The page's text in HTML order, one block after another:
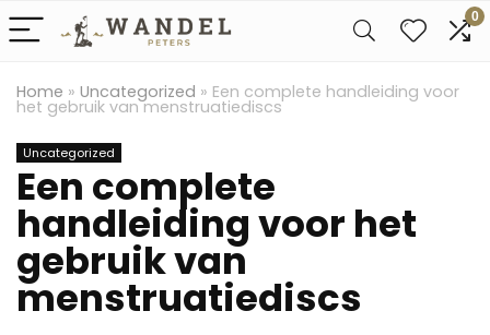
0
Home » Uncategorized » Een complete handleiding voor
het gebruik van menstruatiediscs
Uncategorized
Een complete
handleiding voor het
gebruik van
menstruatiediscs